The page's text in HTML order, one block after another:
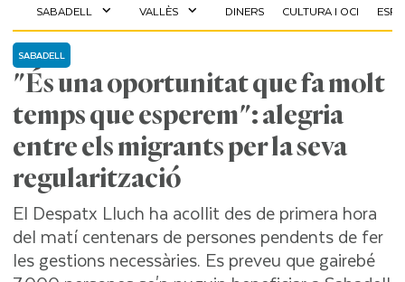
SABADELL expand_more VALLÈS expand_more DINERS CULTURA I OCI
"És una oportunitat que fa molt
temps que esperem": alegria
entre els migrants per la seva
regularització
SABADELL
El Despatx Lluch ha acollit des de primera hora
del matí centenars de persones pendents de fer
les gestions necessàries. Es preveu que gairebé